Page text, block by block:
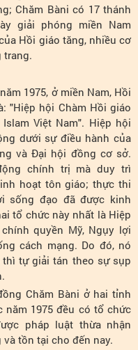
Chăm Bàni có 17 thánh
giải phóng miền Nam
Hồi giáo tăng, nhiều cơ
trang.
1975, ở miền Nam, Hồi
"Hiệp hội Chàm Hồi giáo
Việt Nam". Hiệp hội
dưới sự điều hành của
và Đại hội đồng cơ sở.
chính trị mà duy trì
hoạt tôn giáo; thực thi
sống đạo đã được kinh
tổ chức này nhất là Hiệp
quyền Mỹ, Ngụy lợi
cách mạng. Do đó, nó
tự giải tán theo sự sụp
Chăm Bàni ở hai tỉnh
năm 1975 đều có tổ chức
pháp luật thừa nhận
tồn tại cho đến nay.